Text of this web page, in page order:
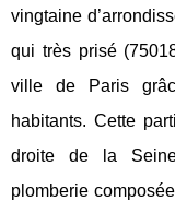
vingtaine
qui très prisé
ville de Paris
habitants. Cette
droite de la
plomberie